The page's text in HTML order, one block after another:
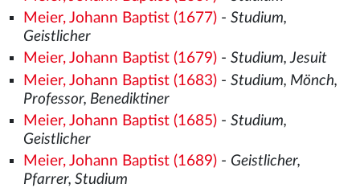
Meier, Johann Baptist (1677)- Studium,
Geistlicher
Meier, Johann Baptist (1679)- Studium, Jesuit
Meier, Johann Baptist (1683)- Studium, Mönch,
Professor, Benediktiner
Meier, Johann Baptist (1685)- Studium,
Geistlicher
Meier, Johann Baptist (1689)- Geistlicher,
Pfarrer, Studium